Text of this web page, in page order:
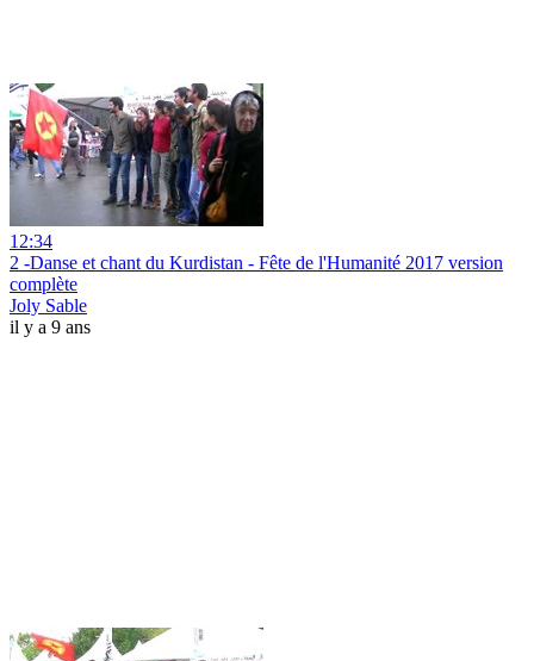
12:34
2 -Danse et chant du Kurdistan - Fête de l'Humanité 2017 version
complète
Joly Sable
il y a 9 ans